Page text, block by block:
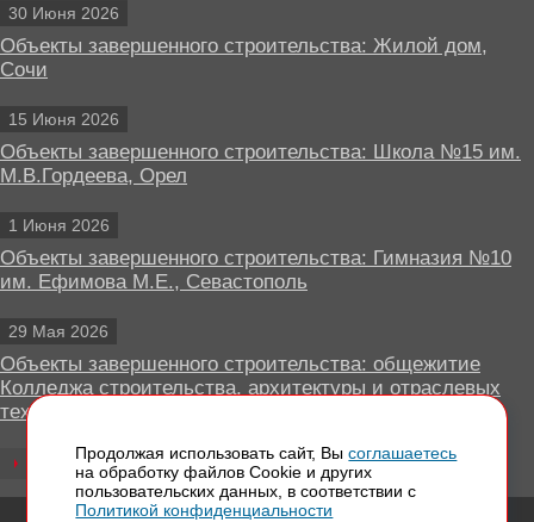
30 Июня 2026
Объекты завершенного строительства: Жилой дом,
Сочи
15 Июня 2026
Объекты завершенного строительства: Школа №15 им.
М.В.Гордеева, Орел
1 Июня 2026
Объекты завершенного строительства: Гимназия №10
им. Ефимова М.Е., Севастополь
29 Мая 2026
Объекты завершенного строительства: общежитие
Колледжа строительства, архитектуры и отраслевых
технологий, Липецк
Все новости
Продолжая использовать сайт, Высоглашаетесь
на обработку файлов Сookie и других
пользовательских данных, в соответствии с
Политикой конфиденциальности